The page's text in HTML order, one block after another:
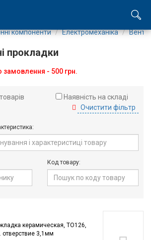
компоненти Електромеханіка
прокладки
замовлення - 500 грн.
товарів
Наявність на складі
Очистити фільтр
Код товару:
керамическая, TO126,
3,1мм